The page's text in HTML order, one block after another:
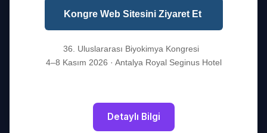
Kongre Web Sitesini Ziyaret Et
36. Uluslararası Biyokimya Kongresi
4–8 Kasım 2026 · Antalya Royal Seginus Hotel
Detaylı Bilgi